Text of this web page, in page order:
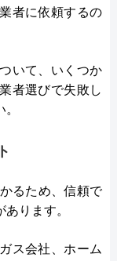
者に依頼するの
いて、いくつか
者選びで失敗し
るため、信頼で
ります。
ス会社、ホーム